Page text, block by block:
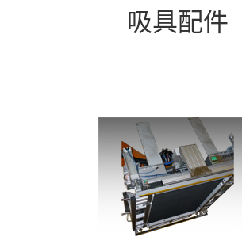
吸具配件